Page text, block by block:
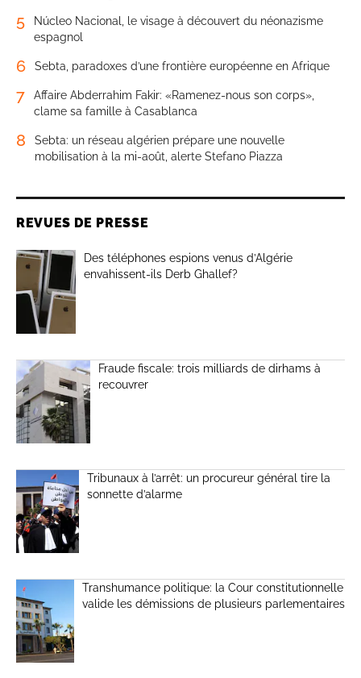
5
Núcleo Nacional, le visage à découvert du néonazisme
espagnol
6 Sebta, paradoxes d’une frontière européenne en Afrique
7
Affaire Abderrahim Fakir: «Ramenez-nous son corps»,
clame sa famille à Casablanca
8
Sebta: un réseau algérien prépare une nouvelle
mobilisation à la mi-août, alerte Stefano Piazza
REVUES DE PRESSE
Des téléphones espions venus d’Algérie
envahissent-ils Derb Ghallef?
Fraude fiscale: trois milliards de dirhams à
recouvrer
Tribunaux à l’arrêt: un procureur général tire la
sonnette d’alarme
Transhumance politique: la Cour constitutionnelle
valide les démissions de plusieurs parlementaires